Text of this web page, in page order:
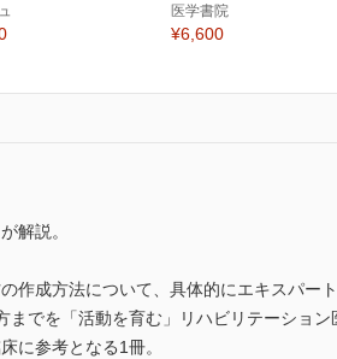
医学書院
¥6,600
解説。
作成方法について、具体的にエキスパー
でを「活動を育む」リハビリテーショ
に参考となる1冊。